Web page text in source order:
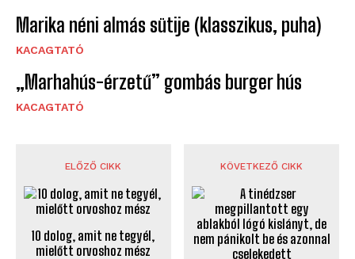
Marika néni almás sütije (klasszikus, puha)
KACAGTATÓ
„Marhahús-érzetű” gombás burger hús
KACAGTATÓ
ELŐZŐ CIKK
10 dolog, amit ne tegyél,
mielőtt orvoshoz mész
KÖVETKEZŐ CIKK